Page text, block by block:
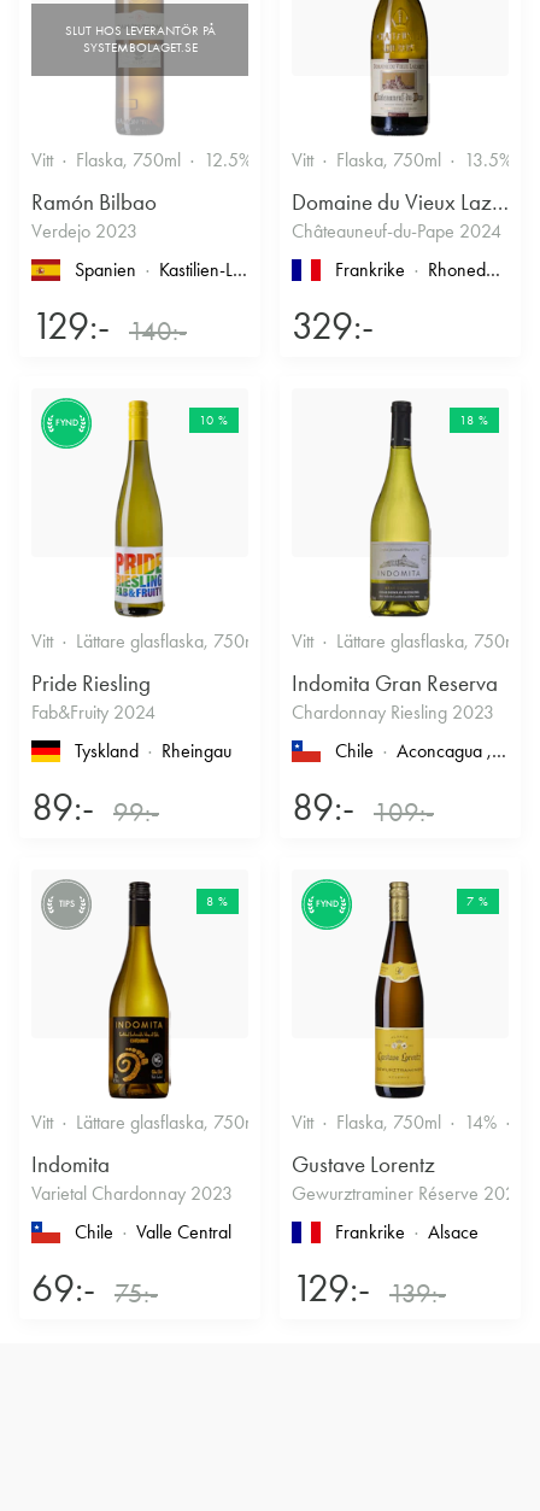
Vitt Flaska, 750ml 12.5%
Ramón Bilbao
Verdejo 2023
Spanien
Kastilien-León
129:- 140:-
Vitt Flaska, 750ml 13.5%
Domaine du Vieux Lazaret
Châteauneuf-du-Pape 2024
Frankrike
Rhonedalen
329:-
FYND 10 %
Vitt Lättare glasflaska, 750ml 12% Friskt & Fruktigt
Pride Riesling
Fab&Fruity 2024
Tyskland
Rheingau
89:- 99:-
18 %
Vitt Lättare glasflaska, 750ml
Indomita Gran Reserva
Chardonnay Riesling 2023
Chile
Aconcagua , Casablanca
89:- 109:-
TIPS 8 %
Vitt Lättare glasflaska, 750ml 12.5% Friskt & Fruktigt
Indomita
Varietal Chardonnay 2023
Chile
Valle Central
69:- 75:-
FYND 7 %
Vitt Flaska, 750ml 14%
Gustave Lorentz
Gewurztraminer Réserve 2025
Frankrike
Alsace
129:- 139:-